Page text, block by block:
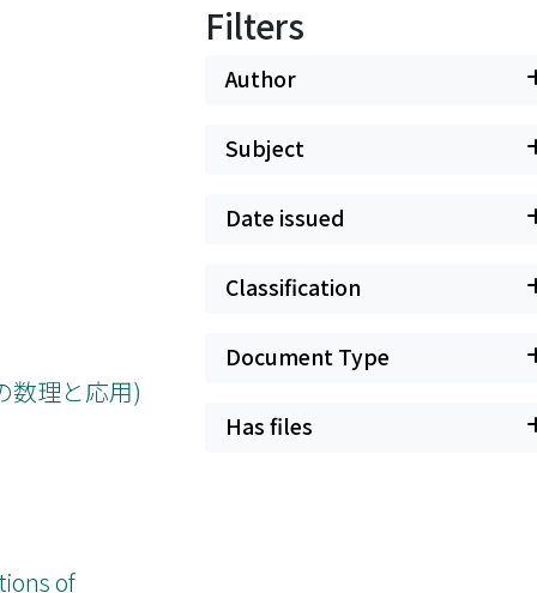
数理と応用)
of
Filters
Author
Subject
Date issued
Classification
Document Type
Has files